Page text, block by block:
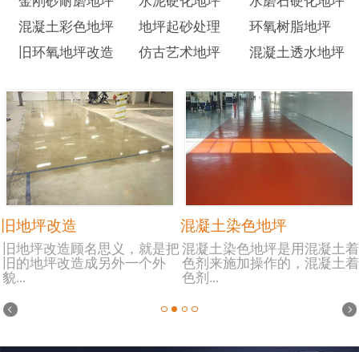
混凝土彩色地坪
地坪起砂处理
环氧树脂地坪
旧环氧地坪改造
仿古艺术地坪 混凝土透水地坪
旧地坪改造
旧地坪改造顾名思义，就是把
旧的地坪改造成另外一个外
貌...
混凝土染色地坪
混凝土染色地坪是用混凝土着
色剂来施加操作的，混凝土着
色剂...